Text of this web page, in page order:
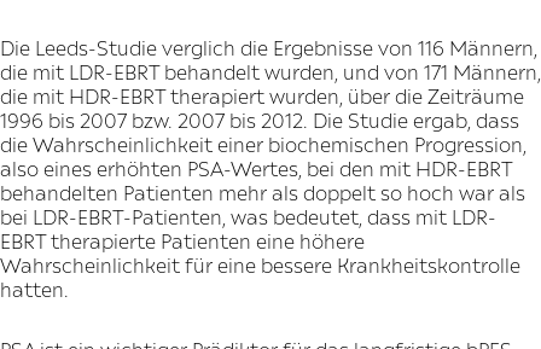
Die Leeds-Studie verglich die Ergebnisse von 116 Männern,
die mit LDR-EBRT behandelt wurden, und von 171 Männern,
die mit HDR-EBRT therapiert wurden, über die Zeiträume
1996 bis 2007 bzw. 2007 bis 2012. Die Studie ergab, dass
die Wahrscheinlichkeit einer biochemischen Progression,
also eines erhöhten PSA-Wertes, bei den mit HDR-EBRT
behandelten Patienten mehr als doppelt so hoch war als
bei LDR-EBRT-Patienten, was bedeutet, dass mit LDR-
EBRT therapierte Patienten eine höhere
Wahrscheinlichkeit für eine bessere Krankheitskontrolle
hatten.